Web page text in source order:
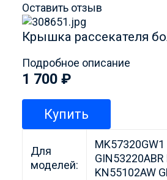
Оставить отзыв
Крышка рассекателя
Подробное описание
1 700 ₽
Купить
Для
моделей:
KN55102AW